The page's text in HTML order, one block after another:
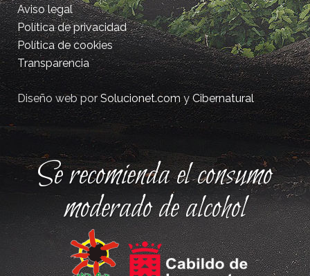
Aviso legal
Política de privacidad
Política de cookies
Transparencia
Diseño web porSolucionet.comyCibernatural
Se recomienda el consumo
moderado de alcohol